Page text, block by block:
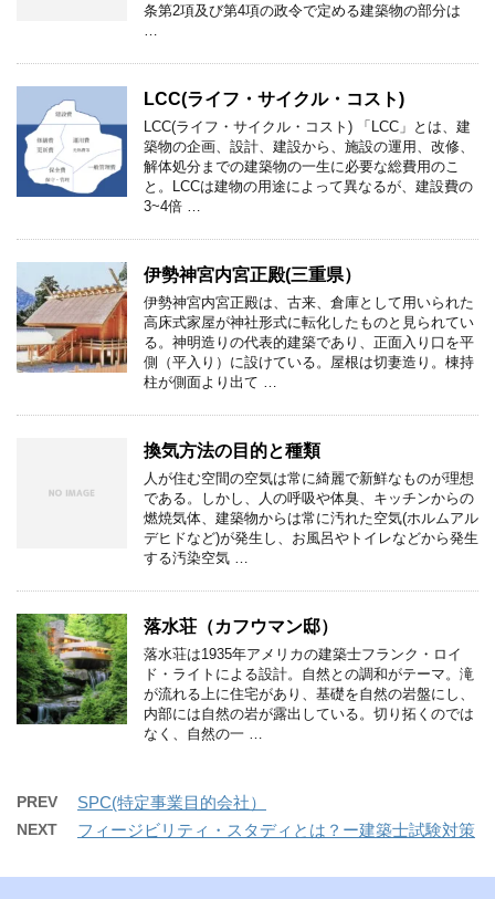
条第2項及び第4項の政令で定める建築物の部分は
LCC(ライフ・サイクル・コスト)
LCC(ライフ・サイクル・コスト) 「LCC」とは、建
築物の企画、設計、建設から、施設の運用、改修、
解体処分までの建築物の一生に必要な総費用のこ
と。LCCは建物の用途によって異なるが、建設費の
3~4倍 …
伊勢神宮内宮正殿(三重県）
伊勢神宮内宮正殿は、古来、倉庫として用いられた
高床式家屋が神社形式に転化したものと見られてい
る。神明造りの代表的建築であり、正面入り口を平
側（平入り）に設けている。屋根は切妻造り。棟持
柱が側面より出て …
換気方法の目的と種類
人が住む空間の空気は常に綺麗で新鮮なものが理想
である。しかし、人の呼吸や体臭、キッチンからの
燃焼気体、建築物からは常に汚れた空気(ホルムアル
デヒドなど)が発生し、お風呂やトイレなどから発生
する汚染空気 …
落水荘（カフウマン邸）
落水荘は1935年アメリカの建築士フランク・ロイ
ド・ライトによる設計。自然との調和がテーマ。滝
が流れる上に住宅があり、基礎を自然の岩盤にし、
内部には自然の岩が露出している。切り拓くのでは
なく、自然の一 …
PREV SPC(特定事業目的会社）
NEXT フィージビリティ・スタディとは？ー建築士試験対策